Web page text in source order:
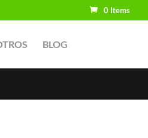
0 Items
BLOG